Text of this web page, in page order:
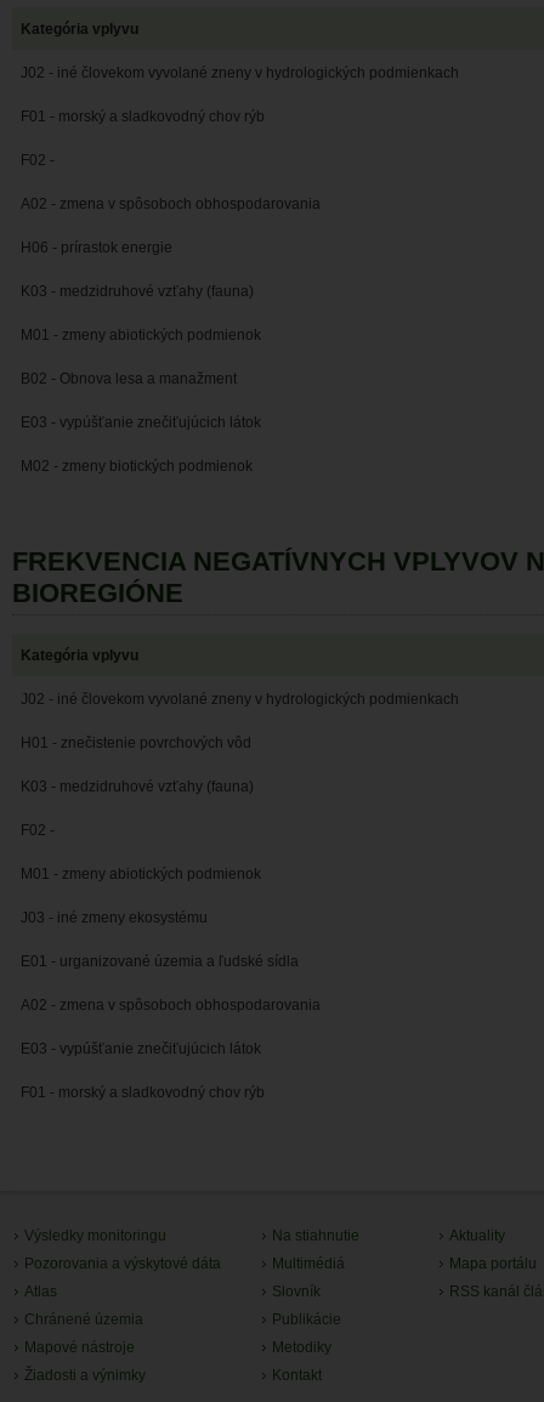
Kategória vplyvu
J02 - iné človekom vyvolané zneny v hydrologických podmienkach
F01 - morský a sladkovodný chov rýb
F02 -
A02 - zmena v spôsoboch obhospodarovania
H06 - prírastok energie
K03 - medzidruhové vzťahy (fauna)
M01 - zmeny abiotických podmienok
B02 - Obnova lesa a manažment
E03 - vypúšťanie znečiťujúcich látok
M02 - zmeny biotických podmienok
FREKVENCIA NEGATÍVNYCH VPLYVOV
BIOREGIÓNE
Kategória vplyvu
J02 - iné človekom vyvolané zneny v hydrologických podmienkach
H01 - znečistenie povrchových vôd
K03 - medzidruhové vzťahy (fauna)
F02 -
M01 - zmeny abiotických podmienok
J03 - iné zmeny ekosystému
E01 - urganizované územia a ľudské sídla
A02 - zmena v spôsoboch obhospodarovania
E03 - vypúšťanie znečiťujúcich látok
F01 - morský a sladkovodný chov rýb
Výsledky monitoringu
Pozorovania a výskytové dáta
Atlas
Chránené územia
Mapové nástroje
Žiadosti a výnimky
Na stiahnutie
Multimédiá
Slovník
Publikácie
Metodiky
Kontakt
Aktuality
Mapa portálu
RSS kanál